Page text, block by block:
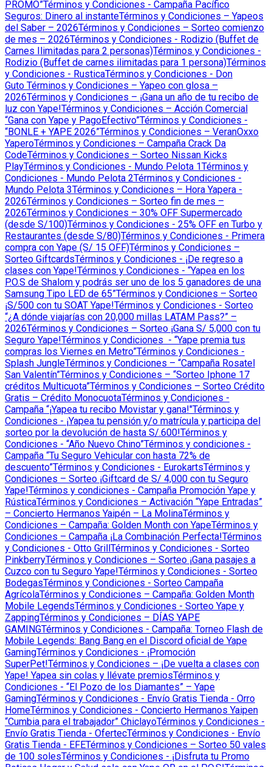
PROMO”Términos y Condiciones - Campaña Pacífico
Seguros: Dinero al instanteTérminos y Condiciones – Yapeos
del Saber – 2026Términos y Condiciones – Sorteo comienzo
de mes – 2026Términos y Condiciones - Rodizio (Buffet de
Carnes Ilimitadas para 2 personas)Términos y Condiciones -
Rodizio (Buffet de carnes ilimitadas para 1 persona)Términos
y Condiciones - RusticaTérminos y Condiciones - Don
Guto Términos y Condiciones – Yapeo con glosa –
2026Términos y Condiciones – ¡Gana un año de tu recibo de
luz con Yape!Términos y Condiciones – Acción Comercial
“Gana con Yape y PagoEfectivo”Términos y Condiciones -
“BONLE + YAPE 2026”Términos y Condiciones – VeranOxxo
YaperoTérminos y Condiciones – Campaña Crack Da
CodeTérminos y Condiciones – Sorteo Nissan Kicks
PlayTérminos y Condiciones - Mundo Pelota 1Términos y
Condiciones - Mundo Pelota 2Términos y Condiciones -
Mundo Pelota 3Términos y Condiciones – Hora Yapera -
2026Términos y Condiciones – Sorteo fin de mes –
2026Términos y Condiciones – 30% OFF Supermercado
(desde S/100)Términos y Condiciones - 25% OFF en Turbo y
Restaurantes (desde S/80)Términos y Condiciones - Primera
compra con Yape (S/ 15 OFF)Términos y Condiciones –
Sorteo GiftcardsTérminos y Condiciones - ¡De regreso a
clases con Yape!Términos y Condiciones - “Yapea en los
P.O.S de Shalom y podrás ser uno de los 5 ganadores de una
Samsung Tipo LED de 65”Términos y Condiciones – Sorteo
¡S/500 con tu SOAT Yape!Términos y Condiciones - Sorteo
“¿A dónde viajarías con 20,000 millas LATAM Pass?” –
2026Términos y Condiciones – Sorteo ¡Gana S/ 5,000 con tu
Seguro Yape!Términos y Condiciones - “Yape premia tus
compras los Viernes en Metro”Términos y Condiciones -
Splash JungleTérminos y Condiciones – “Campaña Rosatel
San Valentín”Términos y Condiciones – “Sorteo Iphone 17
créditos Multicuota”Términos y Condiciones – Sorteo Crédito
Gratis – Crédito MonocuotaTérminos y Condiciones -
Campaña “¡Yapea tu recibo Movistar y gana!"Términos y
Condiciones - ¡Yapea tu pensión y/o matrícula y participa del
sorteo por la devolución de hasta S/.600!Términos y
Condiciones - “Año Nuevo Chino”Términos y condiciones -
Campaña “Tu Seguro Vehicular con hasta 72% de
descuento”Términos y Condiciones - EurokartsTérminos y
Condiciones – Sorteo ¡Giftcard de S/ 4,000 con tu Seguro
Yape!Términos y condiciones - Campaña Promoción Yape y
RústicaTérminos y Condiciones – Activación “Yape Entradas”
– Concierto Hermanos Yaipén – La MolinaTérminos y
Condiciones – Campaña: Golden Month con YapeTérminos y
Condiciones – Campaña ¡La Combinación Perfecta!Términos
y Condiciones - Otto GrillTérminos y Condiciones - Sorteo
PinkberryTérminos y Condiciones – Sorteo ¡Gana pasajes a
Cuzco con tu Seguro Yape!Términos y Condiciones - Sorteo
BodegasTérminos y Condiciones - Sorteo Campaña
AgrícolaTérminos y Condiciones – Campaña: Golden Month
Mobile LegendsTérminos y Condiciones - Sorteo Yape y
ZappingTérminos y Condiciones – DÍAS YAPE
GAMINGTérminos y Condiciones - Campaña: Torneo Flash de
Mobile Legends: Bang Bang en el Discord oficial de Yape
GamingTérminos y Condiciones - ¡Promoción
SuperPet!Términos y Condiciones – ¡De vuelta a clases con
Yape! Yapea sin colas y llévate premiosTérminos y
Condiciones - “El Pozo de los Diamantes” – Yape
GamingTérminos y Condiciones - Envío Gratis Tienda - Orro
HomeTérminos y Condiciones - Concierto Hermanos Yaipen
“Cumbia para el trabajador” ChiclayoTérminos y Condiciones -
Envío Gratis Tienda - OfertecTérminos y Condiciones - Envío
Gratis Tienda - EFETérminos y Condiciones – Sorteo 50 vales
de 100 solesTérminos y Condiciones - ¡Disfruta tu Promo